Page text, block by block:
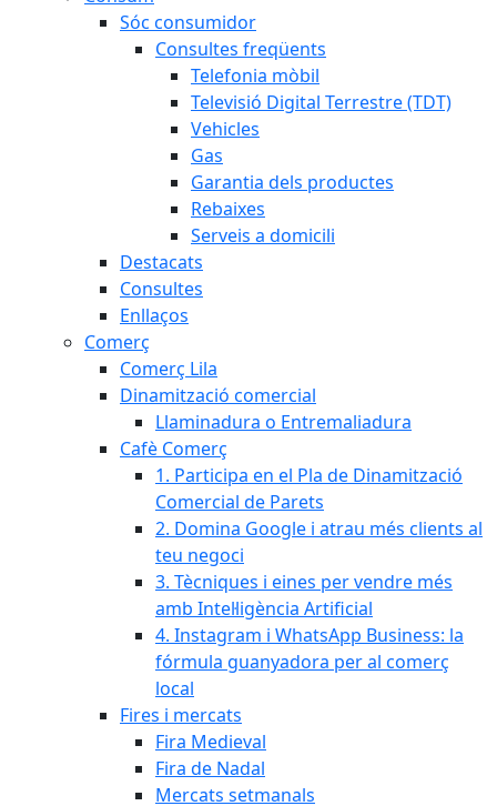
Sóc consumidor
Consultes freqüents
Telefonia mòbil
Televisió Digital Terrestre (TDT)
Vehicles
Gas
Garantia dels productes
Rebaixes
Serveis a domicili
Destacats
Consultes
Enllaços
Comerç
Comerç Lila
Dinamització comercial
Llaminadura o Entremaliadura
Cafè Comerç
1. Participa en el Pla de Dinamització
Comercial de Parets
2. Domina Google i atrau més clients al
teu negoci
3. Tècniques i eines per vendre més
amb Intel·ligència Artificial
4. Instagram i WhatsApp Business: la
fórmula guanyadora per al comerç
local
Fires i mercats
Fira Medieval
Fira de Nadal
Mercats setmanals